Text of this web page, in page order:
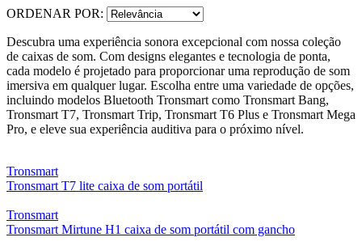
ORDENAR POR:
Descubra uma experiência sonora excepcional com nossa coleção
de caixas de som. Com designs elegantes e tecnologia de ponta,
cada modelo é projetado para proporcionar uma reprodução de som
imersiva em qualquer lugar. Escolha entre uma variedade de opções,
incluindo modelos Bluetooth Tronsmart como Tronsmart Bang,
Tronsmart T7, Tronsmart Trip, Tronsmart T6 Plus e Tronsmart Mega
Pro, e eleve sua experiência auditiva para o próximo nível.
Tronsmart
Tronsmart T7 lite caixa de som portátil
Tronsmart
Tronsmart Mirtune H1 caixa de som portátil com gancho